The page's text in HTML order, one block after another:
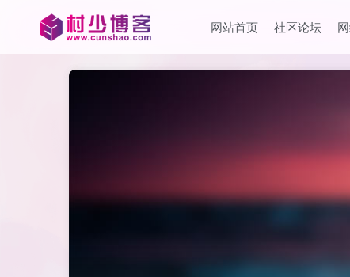
网站首页 社区论坛